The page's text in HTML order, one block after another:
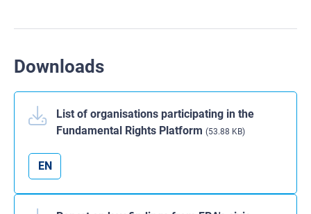
Downloads
List of organisations participating in the
Fundamental Rights Platform (53.88 KB)
EN